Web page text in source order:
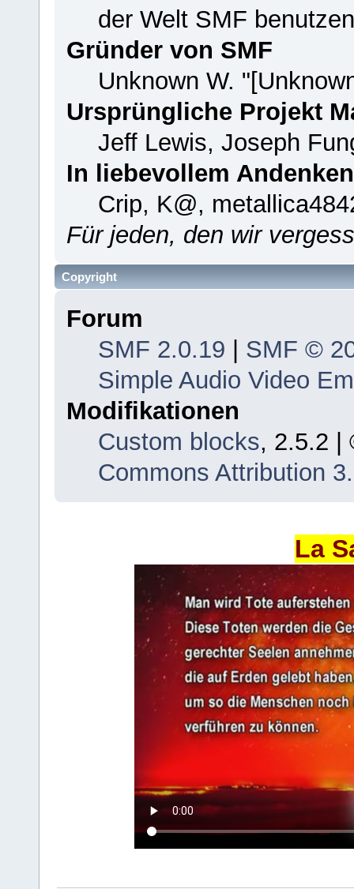
der Welt SMF
Gründer von SMF
Unknown W.
Ursprüngliche Projekt
Jeff Lewis, Joseph
In liebevollem
Crip, K@,
Für jeden, den wir
Copyright
Forum
SMF 2.0.19
SMF ©
Simple Audio Video
Modifikationen
Custom blocks, 2.5.2 |
Commons Attribution
La